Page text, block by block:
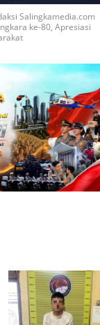
Salingkamedia.com
ke-80, Apresiasi